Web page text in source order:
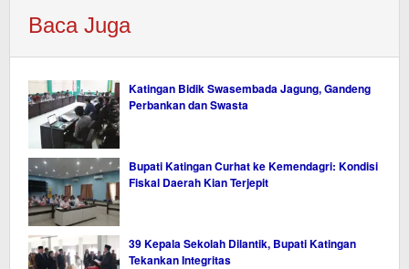
Baca Juga
Katingan Bidik Swasembada Jagung, Gandeng
Perbankan dan Swasta
Bupati Katingan Curhat ke Kemendagri: Kondisi
Fiskal Daerah Kian Terjepit
39 Kepala Sekolah Dilantik, Bupati Katingan
Tekankan Integritas